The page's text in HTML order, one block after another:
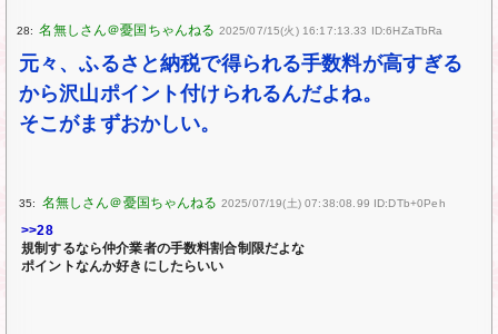
28: 2025/07/15(火) 16:17:13.33 ID:6HZaTbRa
元々、ふるさと納税で得られる手数料が高すぎる
から沢山ポイント付けられるんだよね。
そこがまずおかしい。
35: 2025/07/19(土) 07:38:08.99 ID:DTb+0Peh
>>28
規制するなら仲介業者の手数料割合制限だよな
ポイントなんか好きにしたらいい